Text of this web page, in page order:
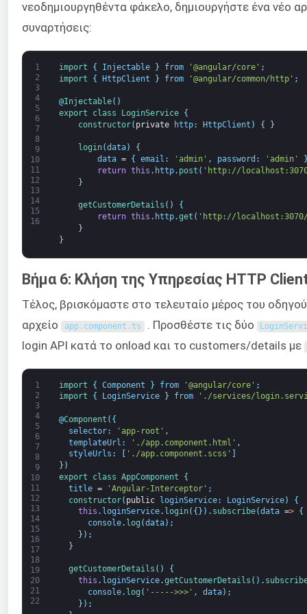
νεοδημιουργηθέντα φάκελο, δημιουργήστε ένα νέο
συναρτήσεις:
1
2
3
4
5
6
7
8
9
10
11
12
13
14
15
16
import { Injectable } from '@angular/core' ;
import
{ HttpClient } from '@angular/common/http' ;
@Injectable( )
export
class LoginService
{
constructor( private http: HttpClient ) { }
login(data)
{
data = { email : 'admin' , password : 'admin'
return this . http. post ( 'http://
}
getCustomerDetails ( )
{
return this . http.get ( 'http://
}
}
Βήμα 6: Κλήση της Υπηρεσίας HTTP
Τέλος, βρισκόμαστε στο τελευταίο μέρος του
αρχείο
app. component .ts . Προσθέστε τις δύο
login API κατά το onload και το customers/details με
1
2
3
4
5
6
7
8
9
10
11
12
13
14
15
16
17
18
19
20
21
22
import { Component } from '@angular/core' ;
import
{ LoginService } from './services/
@Component ( {
selector: 'app-root' ,
templateUrl : './app.component.html' ,
styleUrls : './app.component.scss'
} )
export
class AppComponent
{
title = 'Angular-Interceptor' ;
constructor( public loginService: LoginService)
{
this . loginService. login( { } ) . subscribe(data =>
{
console. log (data) ;
} ) ;
}
getCustomerDetails ( )
{
this . loginService.getCustomerDetails ( ) .
console. log ( '----->>>' , data) ;
} ) ;